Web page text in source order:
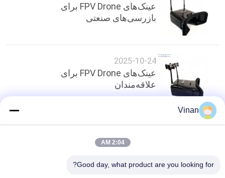
عینک‌های FPV Drone برای
بازرسی‌های صنعتی
2025-10-24
عینک‌های FPV Drone برای
علاقه‌مندان
بالا
Vinan
2:04 AM
Good day, what product are you looking for?